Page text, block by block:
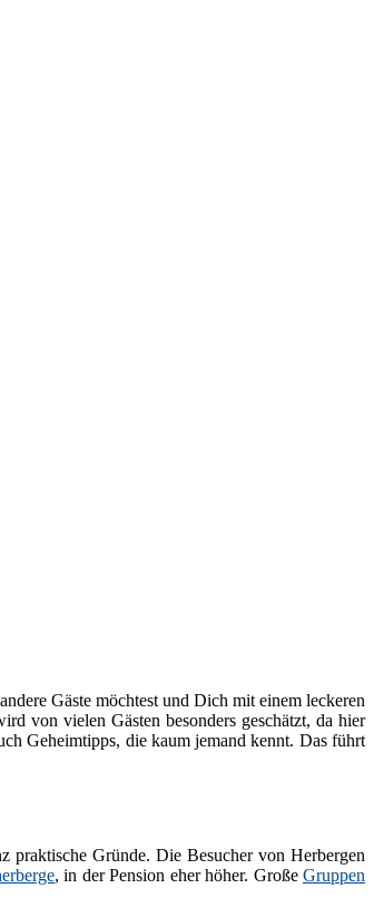
Gäste möchtest und Dich mit einem leckeren
von vielen Gästen besonders geschätzt, da hier
Geheimtipps, die kaum jemand kennt. Das führt
praktische Gründe. Die Besucher von Herbergen
, in der Pension eher höher. GroßeGruppen